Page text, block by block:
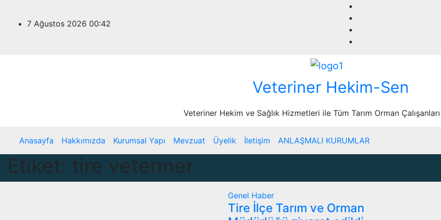
content
7 Ağustos 2026 00:42
Veteriner Hekim-Sen
Veteriner Hekim ve Sağlık Hizmetleri ile Tüm Tarım Orman
Anasayfa Hakkımızda Kurumsal Yapı Mevzuat Üyelik İletişim ANLAŞMALI KURUMLAR
Etiket: tire veteriner
Genel Haber
Tire İlçe Tarım ve Orman